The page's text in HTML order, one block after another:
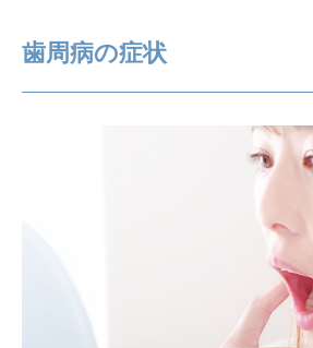
歯周病の症状